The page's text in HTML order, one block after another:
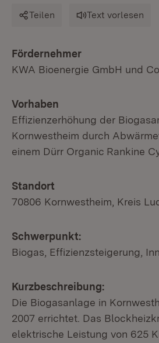
Teilen Text vorlesen
Fördernehmer
KWA Bioenergie GmbH und Co.
Vorhaben
Effizienzerhöhung der
Kornwestheim durch
einem Dürr Organic Rankine
Standort
70806 Kornwestheim, Kreis
Schwerpunkt:
Biogas, Effizienzsteigerung,
Kurzbeschreibung:
Die Biogasanlage in
2007 errichtet. Das
elektrische Leistung von 625